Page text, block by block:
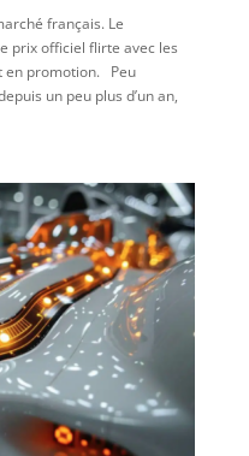
français. Le
prix officiel flirte avec les
en promotion. Peu
un peu plus d’un an,